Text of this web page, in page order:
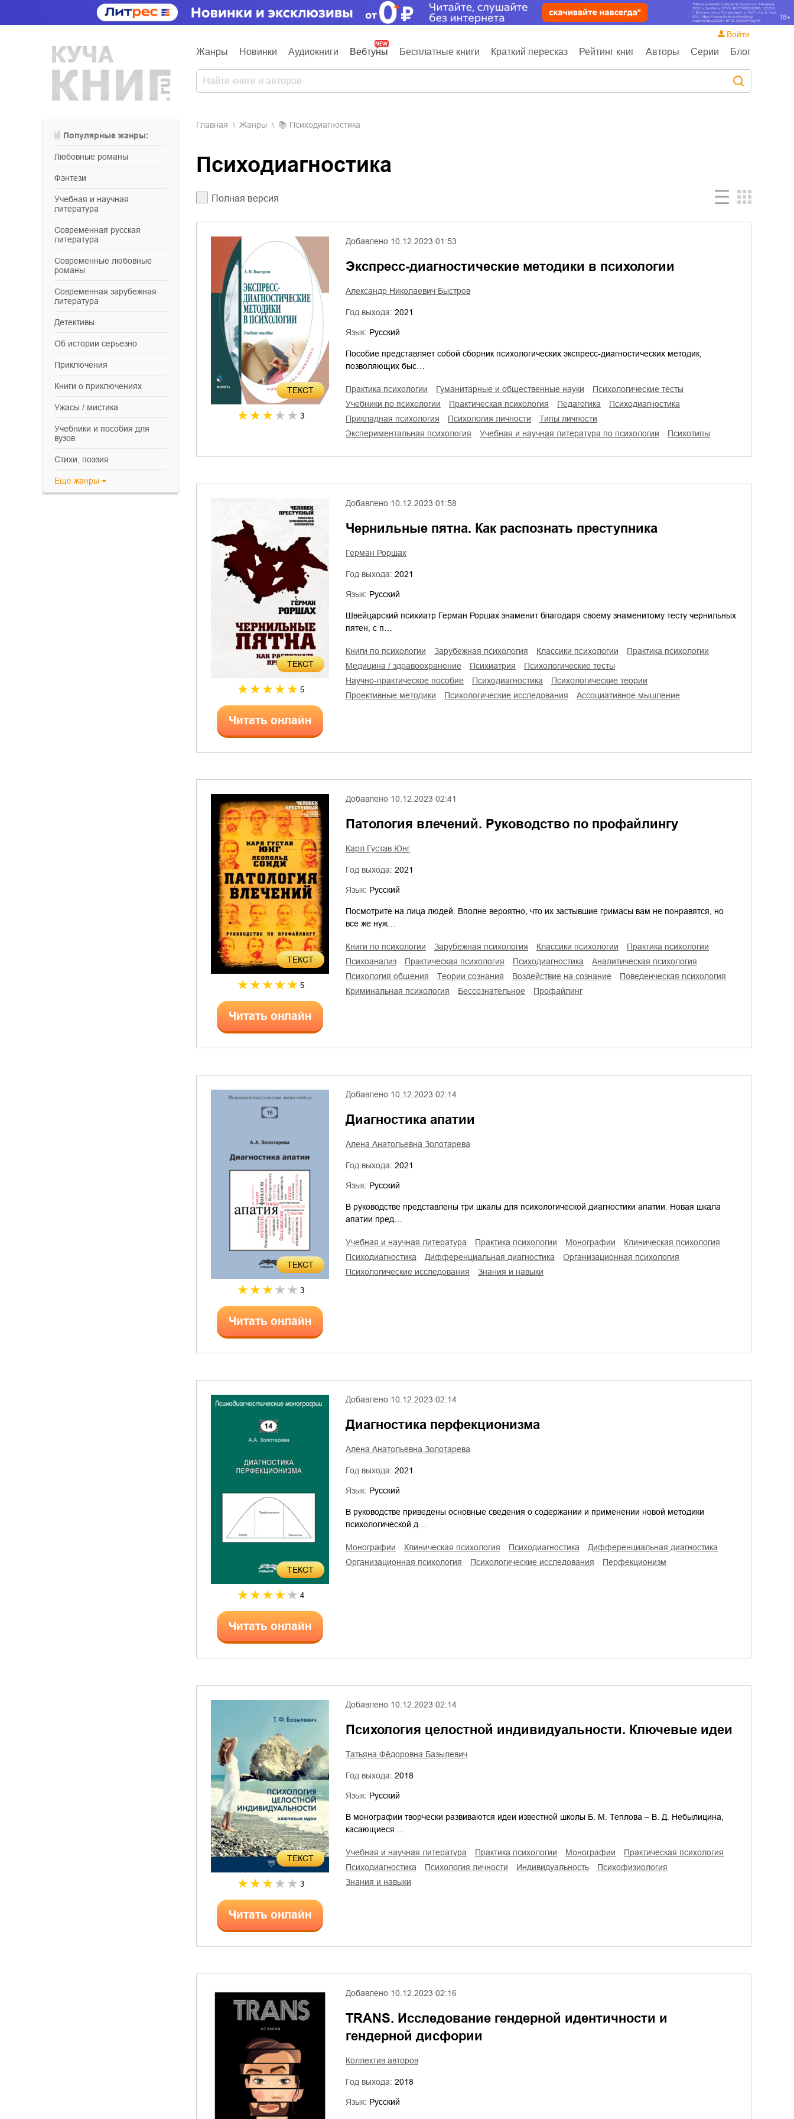
Жанры Новинки Аудиокниги Вебтуны Бесплатные книги Краткий пересказ Рейтинг книг Авторы Серии Блог
Войти
Популярные жанры:
любовные романы
фэнтези
учебная и научная
литература
современная русская
литература
современные любовные
романы
современная зарубежная
литература
детективы
об истории серьезно
приключения
книги о приключениях
ужасы / мистика
учебники и пособия для
вузов
cтихи, поэзия
Еще жанры
Главная Жанры Психодиагностика
Психодиагностика
Полная версия
ТЕКСТ
3
Добавлено 10.12.2023 01:53
Экспресс-диагностические методики в психологии
Александр Николаевич Быстров
Год выхода: 2021
Язык: Русский
Пособие представляет собой сборник психологических экспресс-диагностических методик,
позволяющих быс…
практика психологии гуманитарные и общественные науки
психологические тесты
учебники по психологии
практическая психология педагогика
психодиагностика
прикладная психология
психология личности
типы личности
экспериментальная психология
учебная и научная литература по психологии психотипы
ТЕКСТ
5
Читать онлайн
Добавлено 10.12.2023 01:58
Чернильные пятна. Как распознать преступника
Герман Роршах
Год выхода: 2021
Язык: Русский
Швейцарский психиатр Герман Роршах знаменит благодаря своему знаменитому тесту чернильных
пятен, с п…
книги по психологии зарубежная психология классики психологии
практика психологии
медицина / здравоохранение
психиатрия
психологические тесты
научно-практическое пособие
психодиагностика
психологические теории
проективные методики
психологические исследования ассоциативное мышление
ТЕКСТ
5
Читать онлайн
Добавлено 10.12.2023 02:41
Патология влечений. Руководство по профайлингу
Карл Густав Юнг
Год выхода: 2021
Язык: Русский
Посмотрите на лица людей. Вполне вероятно, что их застывшие гримасы вам не понравятся, но
все же нуж…
книги по психологии зарубежная психология классики психологии
практика психологии
психоанализ
практическая психология психодиагностика
аналитическая психология
психология общения
теории сознания воздействие на сознание
поведенческая психология
криминальная психология
бессознательное профайлинг
ТЕКСТ
3
Читать онлайн
Добавлено 10.12.2023 02:14
Диагностика апатии
Алена Анатольевна Золотарева
Год выхода: 2021
Язык: Русский
В руководстве представлены три шкалы для психологической диагностики апатии. Новая шкала
апатии пред…
учебная и научная литература практика психологии монографии
клиническая психология
психодиагностика
дифференциальная диагностика
организационная психология
психологические исследования
знания и навыки
ТЕКСТ
4
Читать онлайн
Добавлено 10.12.2023 02:14
Диагностика перфекционизма
Алена Анатольевна Золотарева
Год выхода: 2021
Язык: Русский
В руководстве приведены основные сведения о содержании и применении новой методики
психологической д…
монографии клиническая психология психодиагностика
дифференциальная диагностика
организационная психология
психологические исследования перфекционизм
ТЕКСТ
3
Читать онлайн
Добавлено 10.12.2023 02:14
Психология целостной индивидуальности. Ключевые идеи
Татьяна Фёдоровна Базылевич
Год выхода: 2018
Язык: Русский
В монографии творчески развиваются идеи известной школы Б. М. Теплова – В. Д. Небылицина,
касающиеся…
учебная и научная литература практика психологии монографии
практическая психология
психодиагностика
психология личности индивидуальность
психофизиология
знания и навыки
Добавлено 10.12.2023 02:16
TRANS. Исследование гендерной идентичности и
гендерной дисфории
Коллектив авторов
Год выхода: 2018
Язык: Русский